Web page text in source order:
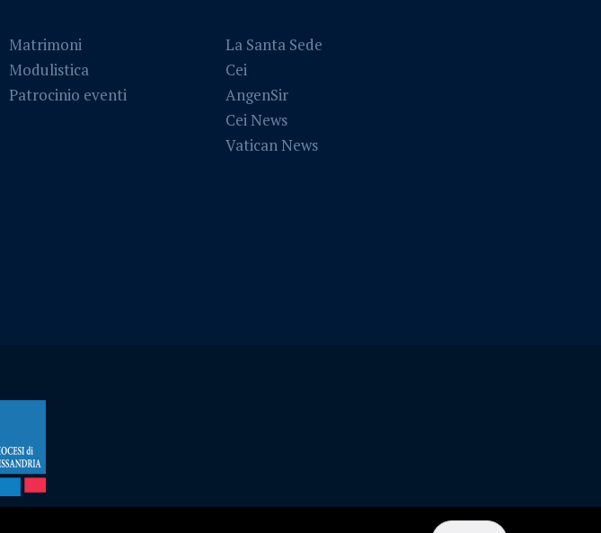
Matrimoni
Modulistica
Patrocinio eventi
La Santa Sede
Cei
AngenSir
Cei News
Vatican News